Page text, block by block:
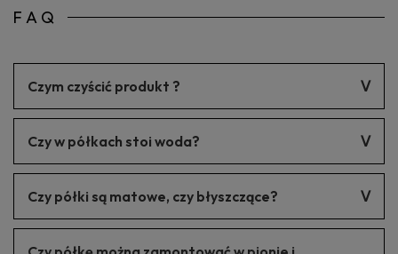
FAQ
Czym czyścić produkt ?
Czy w półkach stoi woda?
Czy półki są matowe, czy błyszczące?